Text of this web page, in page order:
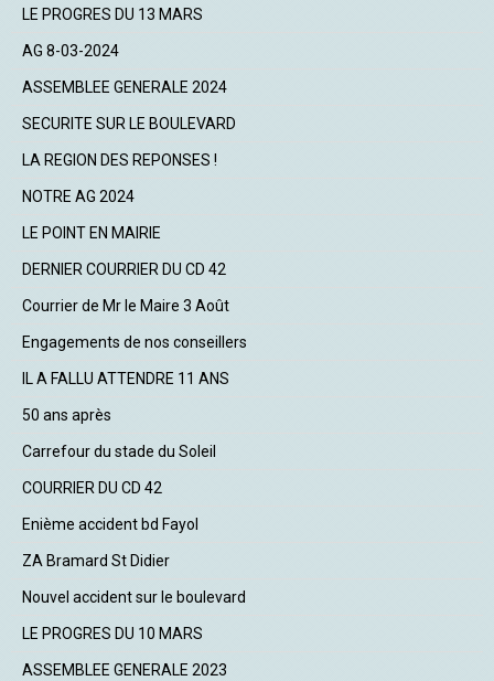
LE PROGRES DU 13 MARS
AG 8-03-2024
ASSEMBLEE GENERALE 2024
SECURITE SUR LE BOULEVARD
LA REGION DES REPONSES !
NOTRE AG 2024
LE POINT EN MAIRIE
DERNIER COURRIER DU CD 42
Courrier de Mr le Maire 3 Août
Engagements de nos conseillers
IL A FALLU ATTENDRE 11 ANS
50 ans après
Carrefour du stade du Soleil
COURRIER DU CD 42
Enième accident bd Fayol
ZA Bramard St Didier
Nouvel accident sur le boulevard
LE PROGRES DU 10 MARS
ASSEMBLEE GENERALE 2023